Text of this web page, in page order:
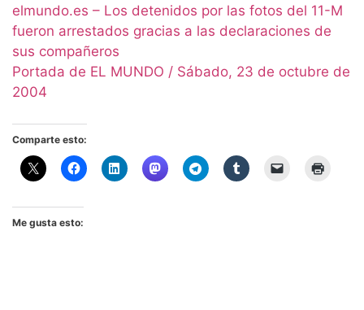
elmundo.es – Los detenidos por las fotos del 11-M
fueron arrestados gracias a las declaraciones de
sus compañeros
Portada de EL MUNDO / Sábado, 23 de octubre de
2004
Comparte esto:
Me gusta esto: